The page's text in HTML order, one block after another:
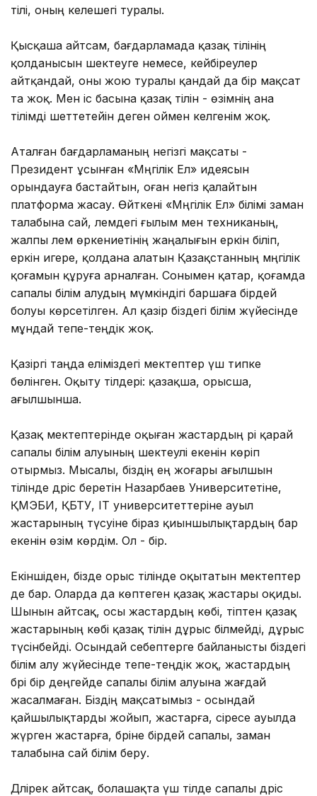
тілі, оның келешегі туралы.
Қысқаша айтсам, бағдарламада қазақ тілінің
қолданысын шектеуге немесе, кейбіреулер
айтқандай, оны жою туралы қандай да бір мақсат
та жоқ. Мен іс басына қазақ тілін - өзімнің ана
тілімді шеттетейін деген оймен келгенім жоқ.
Аталған бағдарламаның негізгі мақсаты -
Президент ұсынған «Мәңгілік Ел» идеясын
орындауға бастайтын, оған негіз қалайтын
платформа жасау. Өйткені «Мәңгілік Ел» білімі заман
талабына сай, әлемдегі ғылым мен техниканың,
жалпы әлем өркениетінің жаңалығын еркін біліп,
еркін игере, қолдана алатын Қазақстанның мәңгілік
қоғамын құруға арналған. Сонымен қатар, қоғамда
сапалы білім алудың мүмкіндігі баршаға бірдей
болуы көрсетілген. Ал қазір біздегі білім жүйесінде
мұндай тепе-теңдік жоқ.
Қазіргі таңда еліміздегі мектептер үш типке
бөлінген. Оқыту тілдері: қазақша, орысша,
ағылшынша.
Қазақ мектептерінде оқыған жастардың әрі қарай
сапалы білім алуының шектеулі екенін көріп
отырмыз. Мысалы, біздің ең жоғары ағылшын
тілінде дәріс беретін Назарбаев Университетіне,
ҚМЭБИ, ҚБТУ, IT университеттеріне ауыл
жастарының түсуіне біраз қиыншылықтардың бар
екенін өзім көрдім. Ол - бір.
Екіншіден, бізде орыс тілінде оқытатын мектептер
де бар. Оларда да көптеген қазақ жастары оқиды.
Шынын айтсақ, осы жастардың көбі, тіптен қазақ
жастарының көбі қазақ тілін дұрыс білмейді, дұрыс
түсінбейді. Осындай себептерге байланысты біздегі
білім алу жүйесінде тепе-теңдік жоқ, жастардың
бәрі бір деңгейде сапалы білім алуына жағдай
жасалмаған. Біздің мақсатымыз - осындай
қайшылықтарды жойып, жастарға, әсіресе ауылда
жүрген жастарға, бәріне бірдей сапалы, заман
талабына сай білім беру.
Дәлірек айтсақ, болашақта үш тілде сапалы дәріс